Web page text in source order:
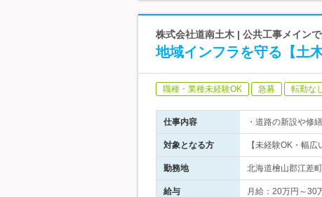
株式会社道南土木 | 公共工事メインで
地域インフラを守る【土
職種・業種未経験OK 急募 転勤な
仕事内容 ・道路の新設や修
対象となる方 【未経験OK・幅
勤務地 北海道檜山郡江差町
給与 月給：20万円～30